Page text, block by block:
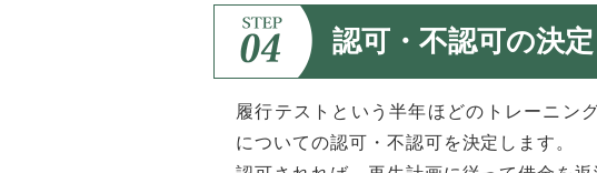
認可・不認可の決定
履行テストという半年ほどのトレーニン
についての認可・不認可を決定します。